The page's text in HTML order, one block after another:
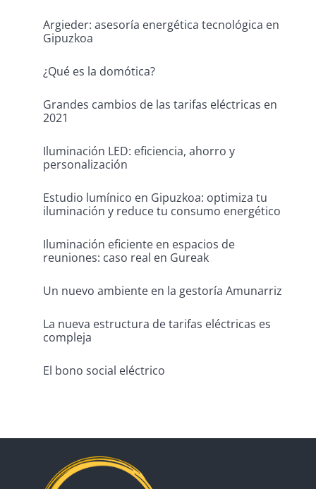
Argieder: asesoría energética tecnológica en
Gipuzkoa
¿Qué es la domótica?
Grandes cambios de las tarifas eléctricas en
2021
Iluminación LED: eficiencia, ahorro y
personalización
Estudio lumínico en Gipuzkoa: optimiza tu
iluminación y reduce tu consumo energético
Iluminación eficiente en espacios de
reuniones: caso real en Gureak
Un nuevo ambiente en la gestoría Amunarriz
La nueva estructura de tarifas eléctricas es
compleja
El bono social eléctrico